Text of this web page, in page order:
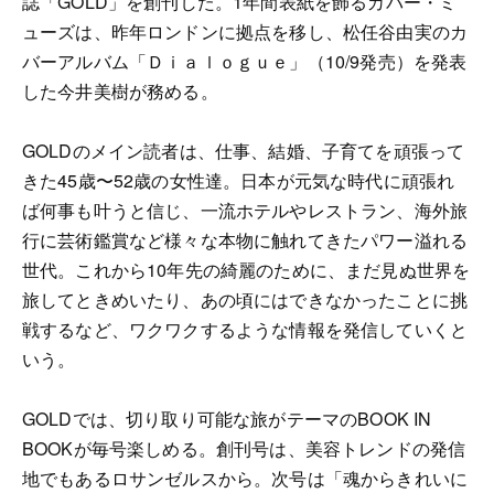
ューズは、昨年ロンドンに拠点を移し、松任谷由実のカ
バーアルバム「Ｄｉａｌｏｇｕｅ」（10/9発売）を発表
した今井美樹が務める。
GOLDのメイン読者は、仕事、結婚、子育てを頑張って
きた45歳〜52歳の女性達。日本が元気な時代に頑張れ
ば何事も叶うと信じ、一流ホテルやレストラン、海外旅
行に芸術鑑賞など様々な本物に触れてきたパワー溢れる
世代。これから10年先の綺麗のために、まだ見ぬ世界を
旅してときめいたり、あの頃にはできなかったことに挑
戦するなど、ワクワクするような情報を発信していくと
いう。
GOLDでは、切り取り可能な旅がテーマのBOOK IN
BOOKが毎号楽しめる。創刊号は、美容トレンドの発信
地でもあるロサンゼルスから。次号は「魂からきれいに